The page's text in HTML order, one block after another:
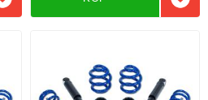
Lägg till i favoriter